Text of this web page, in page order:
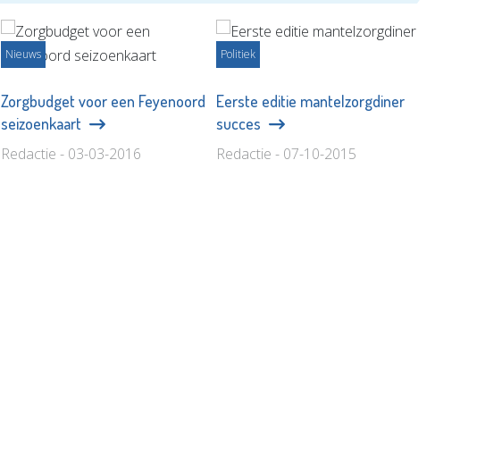
Nieuws
Zorgbudget voor een Feyenoord
seizoenkaart
Redactie - 03-03-2016
Politiek
Eerste editie mantelzorgdiner
succes
Redactie - 07-10-2015